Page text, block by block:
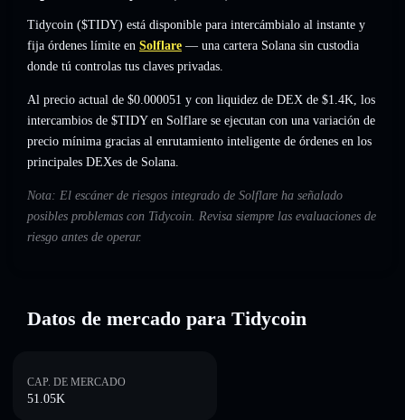
Tidycoin ($TIDY) está disponible para intercámbialo al instante y
fija órdenes límite en Solflare — una cartera Solana sin custodia
donde tú controlas tus claves privadas.
Al precio actual de $0.000051 y con liquidez de DEX de $1.4K, los
intercambios de $TIDY en Solflare se ejecutan con una variación de
precio mínima gracias al enrutamiento inteligente de órdenes en los
principales DEXes de Solana.
Nota: El escáner de riesgos integrado de Solflare ha señalado
posibles problemas con Tidycoin. Revisa siempre las evaluaciones de
riesgo antes de operar.
Datos de mercado para Tidycoin
CAP. DE MERCADO
51.05K